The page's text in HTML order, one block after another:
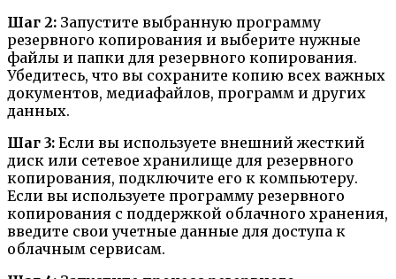
Шаг 2: Запустите выбранную программу
резервного копирования и выберите нужные
файлы и папки для резервного копирования.
Убедитесь, что вы сохраните копию всех важных
документов, медиафайлов, программ и других
данных.
Шаг 3: Если вы используете внешний жесткий
диск или сетевое хранилище для резервного
копирования, подключите его к компьютеру.
Если вы используете программу резервного
копирования с поддержкой облачного хранения,
введите свои учетные данные для доступа к
облачным сервисам.